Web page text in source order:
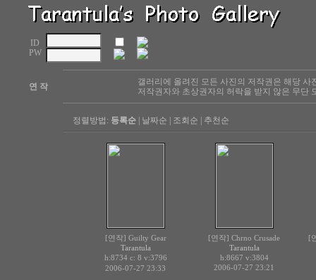
ID
PW
연 작
갤러리에 올려진 모든 사진의 저작권은 해당
저작권자와 초상권자의 허락을 받지 않은 무단
정렬방법: 등록순 날짜순 조회순 추천순
[연작] Guilty Gear
Tarantula
h:8734 c: 8 v:3796
2006-07-27 23:33
[연작] Chrno Crusade
Tarantula
h:8667 v:3804
2006-07-27 23:21
[